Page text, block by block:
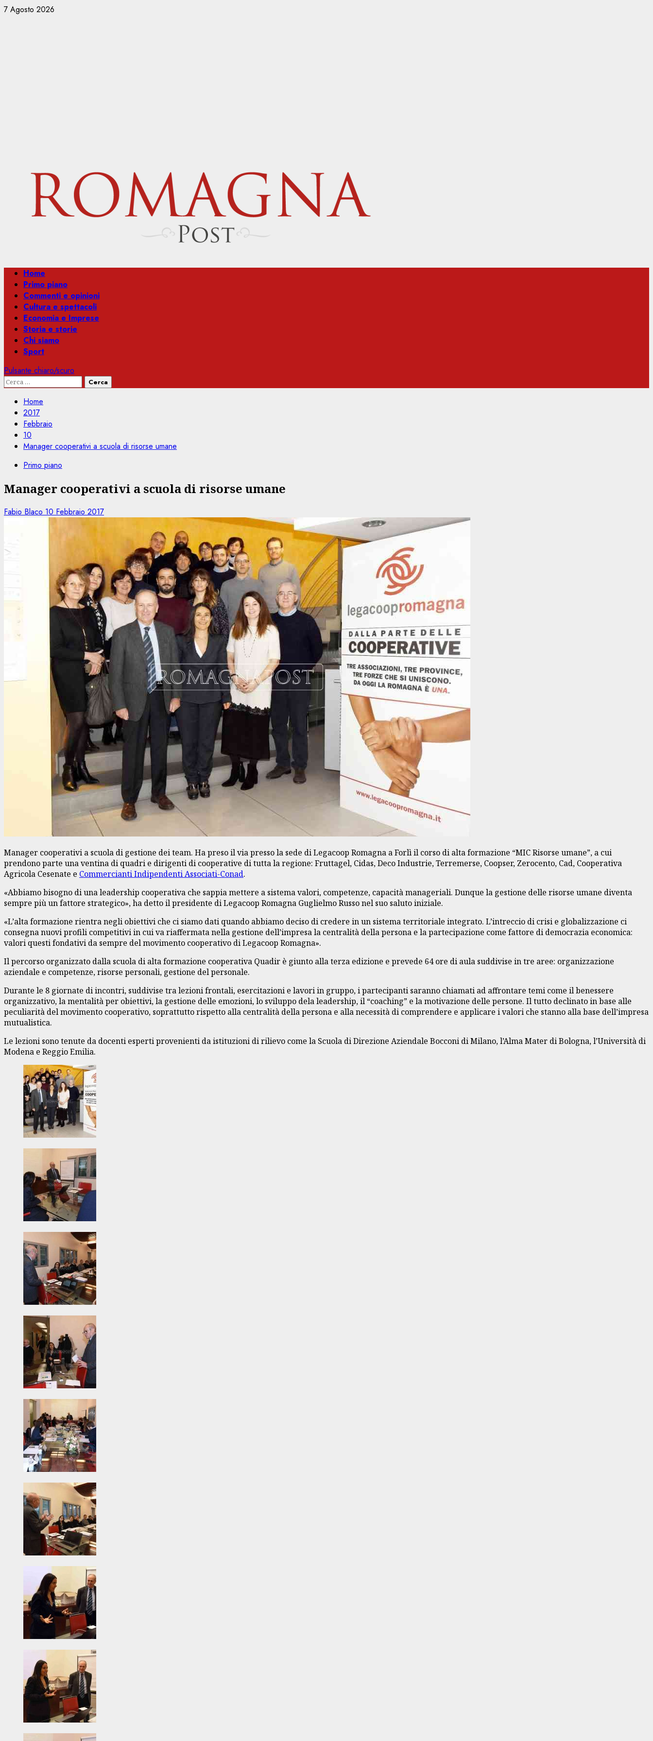
Vai
7 Agosto 2026
Menu
principale
Home
Primo piano
Commenti e opinioni
Cultura e spettacoli
Economia e Imprese
Storia e storie
Chi siamo
Sport
Pulsante chiaro/scuro
Ricerca
Home
2017
Febbraio
10
Manager cooperativi a scuola di risorse umane
Primo piano
Manager cooperativi a scuola di risorse umane
Fabio Blaco 10 Febbraio 2017
Manager cooperativi a scuola di gestione dei team. Ha preso il via presso la sede di Legacoop Romagna a Forlì il corso di alta formazione “MIC Risorse umane”, a cui
prendono parte una ventina di quadri e dirigenti di cooperative di tutta la regione: Fruttagel, Cidas, Deco Industrie, Terremerse, Coopser, Zerocento, Cad, Cooperativa
Agricola Cesenate e Commercianti Indipendenti Associati-Conad.
«Abbiamo bisogno di una leadership cooperativa che sappia mettere a sistema valori, competenze, capacità manageriali. Dunque la gestione delle risorse umane diventa
sempre più un fattore strategico», ha detto il presidente di Legacoop Romagna Guglielmo Russo nel suo saluto iniziale.
«L’alta formazione rientra negli obiettivi che ci siamo dati quando abbiamo deciso di credere in un sistema territoriale integrato. L’intreccio di crisi e globalizzazione ci
consegna nuovi profili competitivi in cui va riaffermata nella gestione dell’impresa la centralità della persona e la partecipazione come fattore di democrazia economica:
valori questi fondativi da sempre del movimento cooperativo di Legacoop Romagna».
Il percorso organizzato dalla scuola di alta formazione cooperativa Quadir è giunto alla terza edizione e prevede 64 ore di aula suddivise in tre aree: organizzazione
aziendale e competenze, risorse personali, gestione del personale.
Durante le 8 giornate di incontri, suddivise tra lezioni frontali, esercitazioni e lavori in gruppo, i partecipanti saranno chiamati ad affrontare temi come il benessere
organizzativo, la mentalità per obiettivi, la gestione delle emozioni, lo sviluppo dela leadership, il “coaching” e la motivazione delle persone. Il tutto declinato in base alle
peculiarità del movimento cooperativo, soprattutto rispetto alla centralità della persona e alla necessità di comprendere e applicare i valori che stanno alla base dell’impresa
mutualistica.
Le lezioni sono tenute da docenti esperti provenienti da istituzioni di rilievo come la Scuola di Direzione Aziendale Bocconi di Milano, l’Alma Mater di Bologna, l’Università di
Modena e Reggio Emilia.